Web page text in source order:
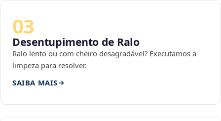
03
Desentupimento de Ralo
Ralo lento ou com cheiro desagradável? Executamos a
limpeza para resolver.
SAIBA MAIS